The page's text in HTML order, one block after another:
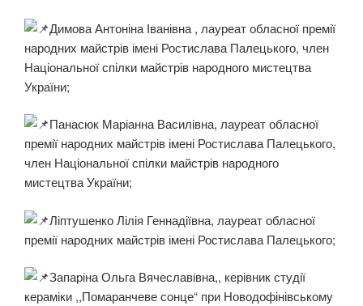
Димова Антоніна Іванівна , лауреат обласної премії
народних майстрів імені Ростислава Палецького, член
Національної спілки майстрів народного мистецтва
України;
Панасюк Маріанна Василівна, лауреат обласної
премії народних майстрів імені Ростислава Палецького,
член Національної спілки майстрів народного
мистецтва України;
Ліптушенко Лілія Геннадіївна, лауреат обласної
премії народних майстрів імені Ростислава Палецького;
Запаріна Ольга Вячеславівна,, керівник студії
кераміки ,,Помаранчеве сонце“ при Новодофінівському